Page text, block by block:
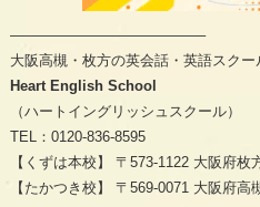
—————————————–
大阪高槻・枚方の英会話・英語スクー
Heart English School
（ハートイングリッシュスクール）
TEL： 0120-836-8595
【くずは本校】 〒573-1122 大阪府枚
【たかつき校】 〒569-0071 大阪府高